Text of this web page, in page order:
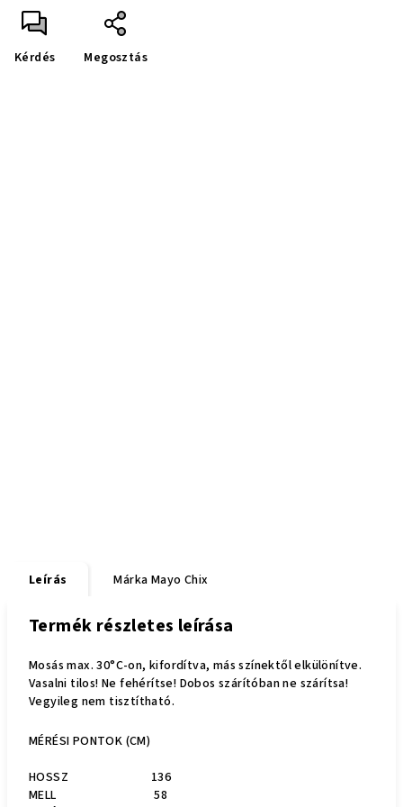
Kérdés Megosztás
Leírás Márka Mayo Chix
Termék részletes leírása
Mosás max. 30°C-on, kifordítva, más színektől elkülönítve.
Vasalni tilos! Ne fehérítse! Dobos szárítóban ne szárítsa!
Vegyileg nem tisztítható.
MÉRÉSI PONTOK (CM)
HOSSZ
136
MELL
58